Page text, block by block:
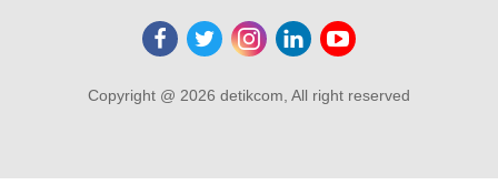
Copyright @ 2026 detikcom, All right reserved